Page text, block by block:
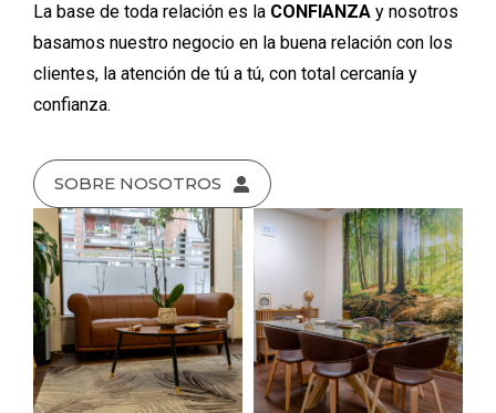
La base de toda relación es la CONFIANZA y nosotros
basamos nuestro negocio en la buena relación con los
clientes, la atención de tú a tú, con total cercanía y
confianza.
SOBRE NOSOTROS